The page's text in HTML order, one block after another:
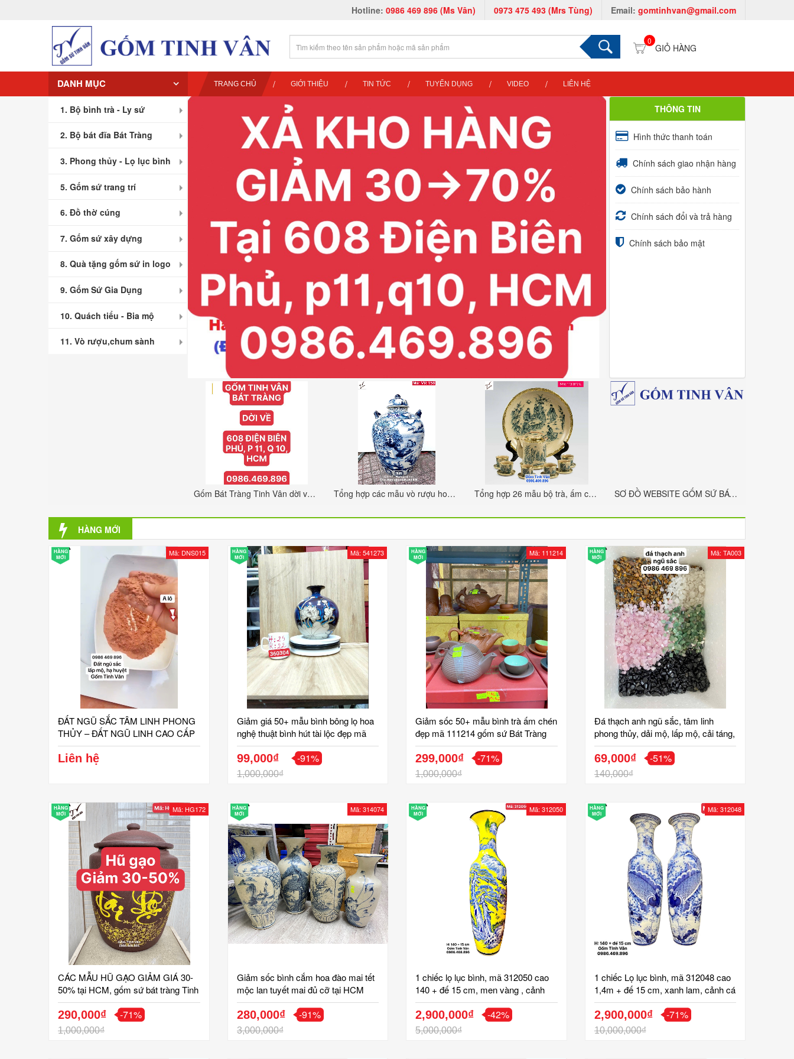
Hotline: 0986 469 896 (Ms Vân) 0973 475 493 (Mrs Tùng) Email: gomtinhvan@gmail.com
0
DANH MỤC
1. Bộ bình trà - Ly sứ
2. Bộ bát đĩa Bát Tràng
3. Phong thủy - Lọ lục bình
5. Gốm sứ trang trí
6. Đồ thờ cúng
7. Gốm sứ xây dựng
8. Quà tặng gốm sứ in logo
9. Gốm Sứ Gia Dụng
10. Quách tiểu - Bia mộ
11. Vò rượu,chum sành
TRANG CHỦ GIỚI THIỆU TIN TỨC TUYỂN DỤNG VIDEO LIÊN HỆ
THÔNG TIN
Hình thức thanh toán
Chính sách giao nhận hàng
Chính sách bảo hành
Chính sách đổi và trả hàng
Chính sách bảo mật
Gốm Bát Tràng Tinh Vân dời về 608 Điện Biên Phủ p11 q10 hcm Tổng hợp các mẫu vò rượu hoa văn, chum sành, bình ngâm rượu 10-15-20-30-50 lit, mã VR180, gốm sứ bát tràng tinh vân Tổng hợp 26 mẫu bộ trà, ấm chén men rạn cổ bọc viền đồng, mã 113017, đĩa cảnh, bát điếu, tẩu thuốc, gạt tàn, hộp trà, ống tăm, gốm bát tràng tinh vân SƠ ĐỒ WEBSITE GỐM SỨ BÁT TRÀNG TINH VÂN
HÀNG MỚI
HÀNG
MỚI
Mã: DNS015
ĐẤT NGŨ SẮC TÂM LINH PHONG
THỦY – ĐẤT NGŨ LINH CAO CẤP
BÁT TRÀNG
Liên hệ
HÀNG
MỚI
Mã: 541273
Giảm giá 50+ mẫu bình bông lọ hoa
nghệ thuật bình hút tài lộc đẹp mã
541273 gốm sứ Bát Tràng Tinh Vân
99,000₫
1,000,000₫
-91%
HÀNG
MỚI
Mã: 111214
Giảm sốc 50+ mẫu bình trà ấm chén
đẹp mã 111214 gốm sứ Bát Tràng
Tinh Vân
299,000₫
1,000,000₫
-71%
HÀNG
MỚI
Mã: TA003
Đá thạch anh ngũ sắc, tâm linh
phong thủy, dải mộ, lấp mộ, cải táng,
hạ huyệt, hoàn long mạch, gốm tinh
vân bát tràng Giá bán cho số lượng
nhiều
69,000₫
140,000₫
-51%
HÀNG
MỚI
Mã: HG172
CÁC MẪU HŨ GẠO GIẢM GIÁ 30-
50% tại HCM, gốm sứ bát tràng Tinh
Vân mã HG172
290,000₫
1,000,000₫
-71%
HÀNG
MỚI
Mã: 314074
Giảm sốc bình cắm hoa đào mai tết
mộc lan tuyết mai đủ cỡ tại HCM
280,000₫
3,000,000₫
-91%
HÀNG
MỚI
Mã: 312050
1 chiếc lọ lục bình, mã 312050 cao
140 + đế 15 cm, men vàng , cảnh
sơn thuỷ hữu tình, gốm sứ bát tràng
tinh vân
2,900,000₫
5,000,000₫
-42%
HÀNG
MỚI
Mã: 312048
1 chiếc Lọ lục bình, mã 312048 cao
1,4m + đế 15 cm, xanh lam, cảnh cá
chép hoa sen, lý ngư vọng nguyệt,
gốm bát tràng tinh vân
2,900,000₫
10,000,000₫
-71%